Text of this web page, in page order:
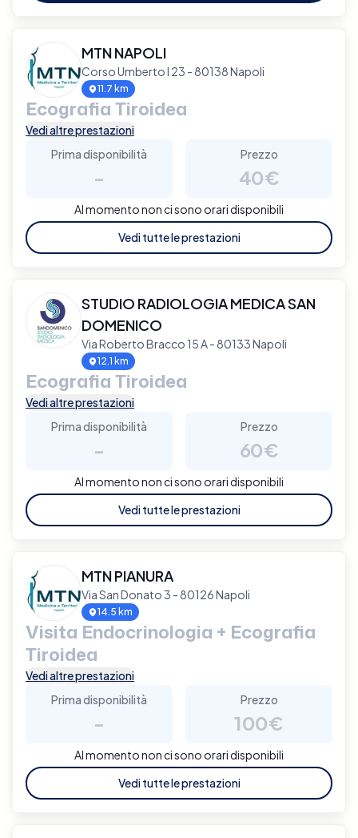
MTN NAPOLI
Corso Umberto I 23 - 80138 Napoli
11.7 km
Ecografia Tiroidea
Vedi altre prestazioni
Prima disponibilità
-
Prezzo
40€
Al momento non ci sono orari disponibili
Vedi tutte le prestazioni
STUDIO RADIOLOGIA MEDICA SAN
DOMENICO
Via Roberto Bracco 15 A - 80133 Napoli
12.1 km
Ecografia Tiroidea
Vedi altre prestazioni
Prima disponibilità
-
Prezzo
60€
Al momento non ci sono orari disponibili
Vedi tutte le prestazioni
MTN PIANURA
Via San Donato 3 - 80126 Napoli
14.5 km
Visita Endocrinologia + Ecografia
Tiroidea
Vedi altre prestazioni
Prima disponibilità
-
Prezzo
100€
Al momento non ci sono orari disponibili
Vedi tutte le prestazioni